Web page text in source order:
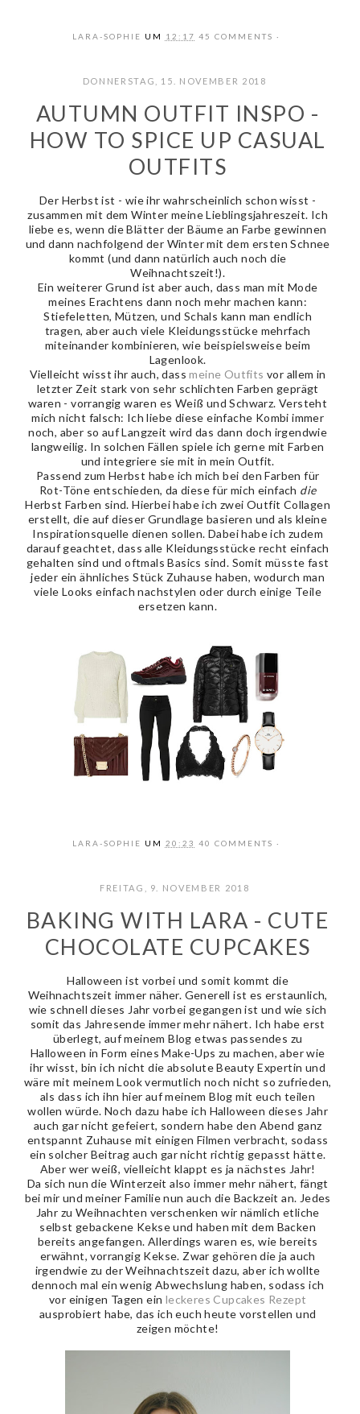
LARA-SOPHIE UM 12:17 45 COMMENTS
DONNERSTAG, 15. NOVEMBER 2018
AUTUMN OUTFIT INSPO -
HOW TO SPICE UP CASUAL
OUTFITS
Der Herbst ist - wie ihr wahrscheinlich schon wisst -
zusammen mit dem Winter meine Lieblingsjahreszeit. Ich
liebe es, wenn die Blätter der Bäume an Farbe gewinnen
und dann nachfolgend der Winter mit dem ersten Schnee
kommt (und dann natürlich auch noch die
Weihnachtszeit!).
Ein weiterer Grund ist aber auch, dass man mit Mode
meines Erachtens dann noch mehr machen kann:
Stiefeletten, Mützen, und Schals kann man endlich
tragen, aber auch viele Kleidungsstücke mehrfach
miteinander kombinieren, wie beispielsweise beim
Lagenlook.
Vielleicht wisst ihr auch, dassmeine Outfits vor allem in
letzter Zeit stark von sehr schlichten Farben geprägt
waren - vorrangig waren es Weiß und Schwarz. Versteht
mich nicht falsch: Ich liebe diese einfache Kombi immer
noch, aber so auf Langzeit wird das dann doch irgendwie
langweilig. In solchen Fällen spiele ich gerne mit Farben
und integriere sie mit in mein Outfit.
Passend zum Herbst habe ich mich bei den Farben für
Rot-Töne entschieden, da diese für mich einfach die
Herbst Farben sind. Hierbei habe ich zwei Outfit Collagen
erstellt, die auf dieser Grundlage basieren und als kleine
Inspirationsquelle dienen sollen. Dabei habe ich zudem
darauf geachtet, dass alle Kleidungsstücke recht einfach
gehalten sind und oftmals Basics sind. Somit müsste fast
jeder ein ähnliches Stück Zuhause haben, wodurch man
viele Looks einfach nachstylen oder durch einige Teile
ersetzen kann.
LARA-SOPHIE UM 20:23 40 COMMENTS
FREITAG, 9. NOVEMBER 2018
BAKING WITH LARA - CUTE
CHOCOLATE CUPCAKES
Halloween ist vorbei und somit kommt die
Weihnachtszeit immer näher. Generell ist es erstaunlich,
wie schnell dieses Jahr vorbei gegangen ist und wie sich
somit das Jahresende immer mehr nähert. Ich habe erst
überlegt, auf meinem Blog etwas passendes zu
Halloween in Form eines Make-Ups zu machen, aber wie
ihr wisst, bin ich nicht die absolute Beauty Expertin und
wäre mit meinem Look vermutlich noch nicht so zufrieden,
als dass ich ihn hier auf meinem Blog mit euch teilen
wollen würde. Noch dazu habe ich Halloween dieses Jahr
auch gar nicht gefeiert, sondern habe den Abend ganz
entspannt Zuhause mit einigen Filmen verbracht, sodass
ein solcher Beitrag auch gar nicht richtig gepasst hätte.
Aber wer weiß, vielleicht klappt es ja nächstes Jahr!
Da sich nun die Winterzeit also immer mehr nähert, fängt
bei mir und meiner Familie nun auch die Backzeit an. Jedes
Jahr zu Weihnachten verschenken wir nämlich etliche
selbst gebackene Kekse und haben mit dem Backen
bereits angefangen. Allerdings waren es, wie bereits
erwähnt, vorrangig Kekse. Zwar gehören die ja auch
irgendwie zu der Weihnachtszeit dazu, aber ich wollte
dennoch mal ein wenig Abwechslung haben, sodass ich
vor einigen Tagen ein leckeres Cupcakes Rezept
ausprobiert habe, das ich euch heute vorstellen und
zeigen möchte!